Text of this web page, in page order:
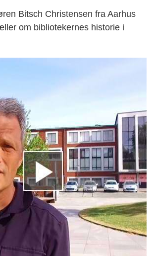
Bitsch Christensen fra Aarhus
om bibliotekernes historie i